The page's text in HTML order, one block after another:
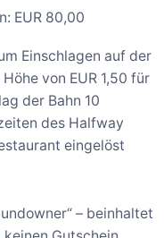
EUR 80,00
Einschlagen auf der
von EUR 1,50 für
der Bahn 10
des Halfway
eingelöst
– beinhaltet